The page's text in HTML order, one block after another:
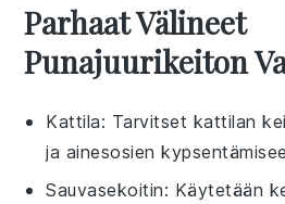
Parhaat Välineet
Punajuurikeiton
Kattila: Tarvitset kattilan
ja ainesosien
Sauvasekoitin: Käytetään